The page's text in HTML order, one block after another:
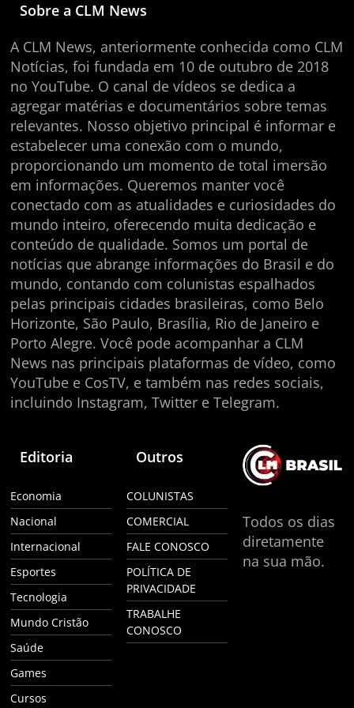
Sobre a CLM News
A CLM News, anteriormente conhecida como CLM
Notícias, foi fundada em 10 de outubro de 2018
no YouTube. O canal de vídeos se dedica a
agregar matérias e documentários sobre temas
relevantes. Nosso objetivo principal é informar e
estabelecer uma conexão com o mundo,
proporcionando um momento de total imersão
em informações. Queremos manter você
conectado com as atualidades e curiosidades do
mundo inteiro, oferecendo muita dedicação e
conteúdo de qualidade. Somos um portal de
notícias que abrange informações do Brasil e do
mundo, contando com colunistas espalhados
pelas principais cidades brasileiras, como Belo
Horizonte, São Paulo, Brasília, Rio de Janeiro e
Porto Alegre. Você pode acompanhar a CLM
News nas principais plataformas de vídeo, como
YouTube e CosTV, e também nas redes sociais,
incluindo Instagram, Twitter e Telegram.
Editoria
Economia
Nacional
Internacional
Esportes
Tecnologia
Mundo Cristão
Saúde
Games
Cursos
Outros
COLUNISTAS
COMERCIAL
FALE CONOSCO
POLÍTICA DE
PRIVACIDADE
TRABALHE
CONOSCO
Todos os dias
diretamente
na sua mão.